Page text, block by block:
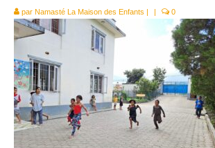
Historique
Le Népal
Documents
Parrainages
Missions 2023
par Namasté La Maison des Enfants | | 0